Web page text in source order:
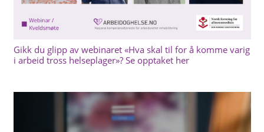
Gikk du glipp av webinaret «Hva skal til for å komme varig
i arbeid tross helseplager»? Se opptaket her